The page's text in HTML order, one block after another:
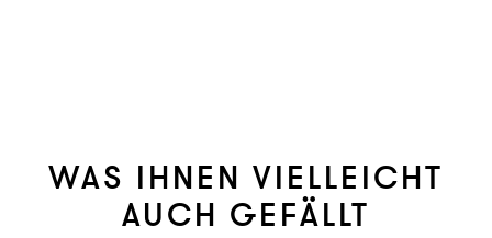
WAS IHNEN VIELLEICHT
AUCH GEFÄLLT